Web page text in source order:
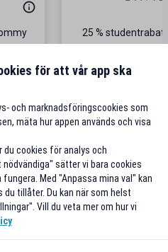
25 %
för att vår app ska
och marknadsföringscookies som
mäta hur appen används och visa
du cookies för analys och
sätter vi bara cookies
Med "Anpassa mina val" kan
du tillåter. Du kan när som helst
Vill du veta mer om hur vi